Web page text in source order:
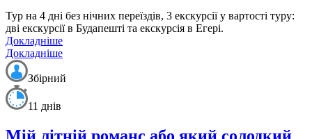
Тур на 4 дні без нічних переїздів, 3 екскурсії у вартості туру:
дві екскурсії в Будапешті та екскурсія в Егері.
Докладніше
Докладніше
Збірний
11 днів